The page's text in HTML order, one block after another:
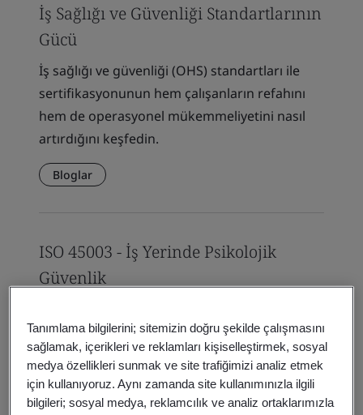
İş Sağlığı ve Güvenliği Standartlarının
Gücü
İş sağlığı ve güvenliği (OHS) standartları ile
sertifikasyonunun hem çalışanların refahını
hem de operasyonel mükemmeliyetini nasıl
artırdığını keşfedin.
Bloglar
ISO 45003 - İş Yerinde Psikolojik
Güvenlik
Güvenlik standardını keşfedin ve iş yerinde
mental sağlığı destekleme konusunda BSI
Group’un rolünü...
Tanımlama bilgilerini; sitemizin doğru şekilde çalışmasını
sağlamak, içerikleri ve reklamları kişiselleştirmek, sosyal
medya özellikleri sunmak ve site trafiğimizi analiz etmek
için kullanıyoruz. Aynı zamanda site kullanımınızla ilgili
bilgileri; sosyal medya, reklamcılık ve analiz ortaklarımızla